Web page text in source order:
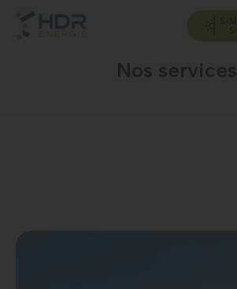
Nos services